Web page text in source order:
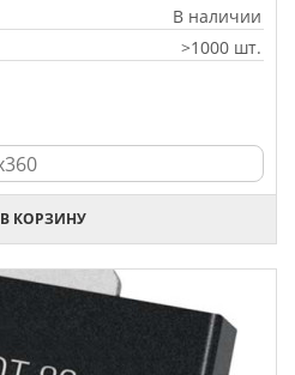
В наличии
>1000 шт.
В КОРЗИНУ